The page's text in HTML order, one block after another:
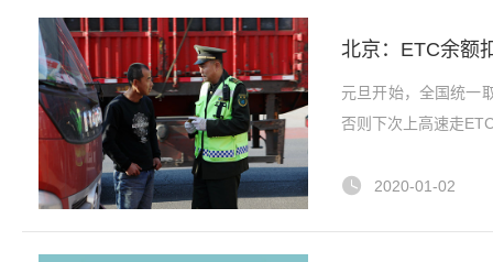
北京：ETC余额
元旦开始，全国统一
否则下次上高速走
2020-01-02